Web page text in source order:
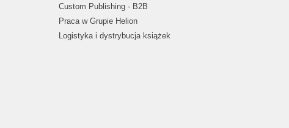
Custom Publishing - B2B
Praca w Grupie Helion
Logistyka i dystrybucja książek